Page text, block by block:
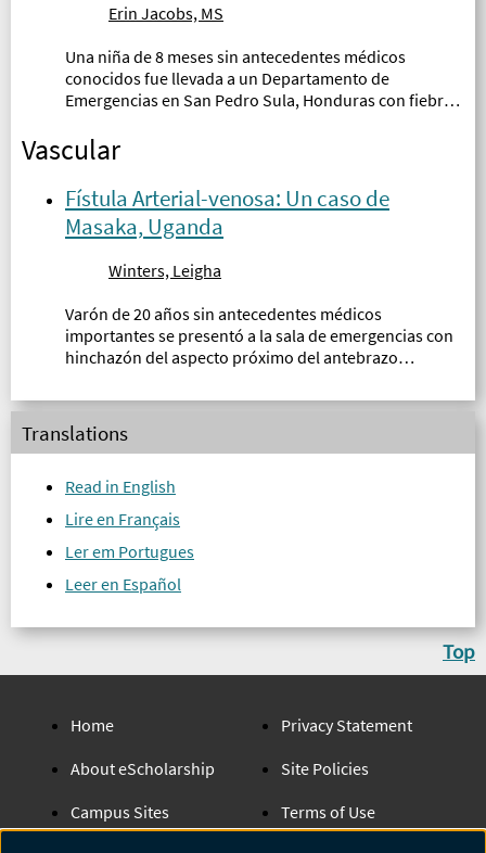
Erin Jacobs, MS
Una niña de 8 meses sin antecedentes médicos
conocidos fue llevada a un Departamento de
Emergencias en San Pedro Sula, Honduras con fiebre y
Vascular
Fístula Arterial-venosa: Un caso de
Masaka, Uganda
Winters, Leigha
Varón de 20 años sin antecedentes médicos
importantes se presentó a la sala de emergencias con
hinchazón del aspecto próximo del antebrazo
Translations
Read in English
Lire en Français
Ler em Portugues
Leer en Español
Top
Home
About eScholarship
Campus Sites
Privacy Statement
Site Policies
Terms of Use